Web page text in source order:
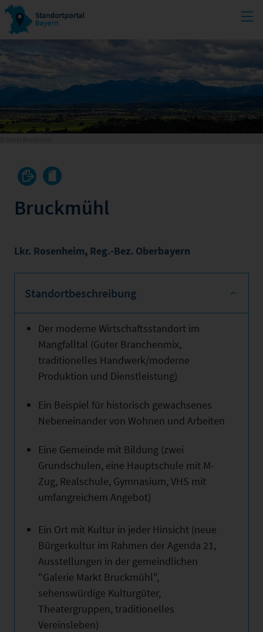
Bruckmühl
Lkr. Rosenheim, Reg.-Bez. Oberbayern
Standortbeschreibung
Der moderne Wirtschaftsstandort im
Mangfalltal (Guter Branchenmix,
traditionelles Handwerk/moderne
Produktion und Dienstleistung)
Ein Beispiel für historisch gewachsenes
Nebeneinander von Wohnen und Arbeiten
Eine Gemeinde mit Bildung (zwei
Grundschulen, eine Hauptschule mit M-
Zug, Realschule, Gymnasium, VHS mit
umfangreichem Angebot)
Ein Ort mit Kultur in jeder Hinsicht (neue
Bürgerkultur im Rahmen der Agenda 21,
Ausstellungen in der gemeindlichen
"Galerie Markt Bruckmühl",
sehenswürdige Kulturgüter,
Theatergruppen, traditionelles
Vereinsleben)